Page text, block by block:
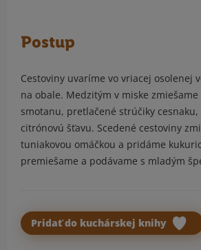
Postup
Cestoviny uvaríme vo vriacej osolenej
na obale. Medzitým v miske zmiešame
smotanu, pretlačené strúčiky
citrónovú šťavu. Scedené cestoviny
tuniakovou omáčkou a pridáme
premiešame a podávame s mladým
Pridať do kuchárskej knihy